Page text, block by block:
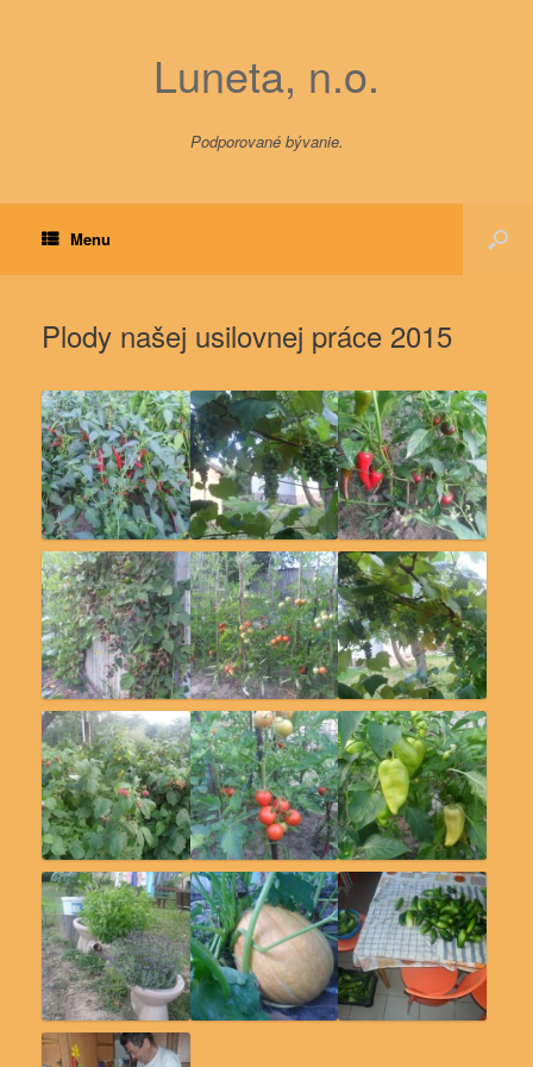
Luneta, n.o.
Podporované bývanie.
Menu
Plody našej usilovnej práce 2015